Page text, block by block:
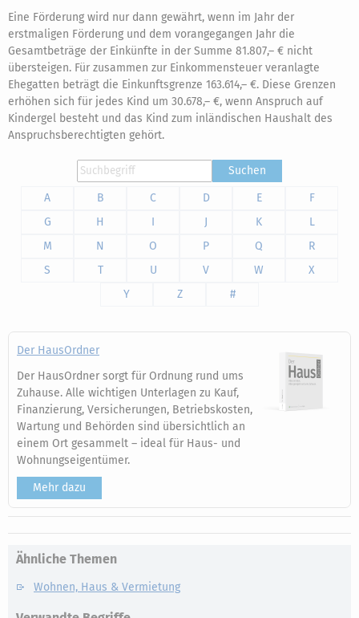
Eine Förderung wird nur dann gewährt, wenn im Jahr der
erstmaligen Förderung und dem vorangegangen Jahr die
Gesamtbeträge der Einkünfte in der Summe 81.807,– € nicht
übersteigen. Für zusammen zur Einkommensteuer veranlagte
Ehegatten beträgt die Einkunftsgrenze 163.614,– €. Diese Grenzen
erhöhen sich für jedes Kind um 30.678,– €, wenn Anspruch auf
Kindergel besteht und das Kind zum inländischen Haushalt des
Anspruchsberechtigten gehört.
Suchen
A
B C D E
F
G
H I J K
L
M
N O P Q
R
S
T U V W
X
Y
Z #
Der HausOrdner
Der HausOrdner sorgt für Ordnung rund ums
Zuhause. Alle wichtigen Unterlagen zu Kauf,
Finanzierung, Versicherungen, Betriebskosten,
Wartung und Behörden sind übersichtlich an
einem Ort gesammelt – ideal für Haus- und
Wohnungseigentümer.
Mehr dazu
Ähnliche Themen
Wohnen, Haus & Vermietung